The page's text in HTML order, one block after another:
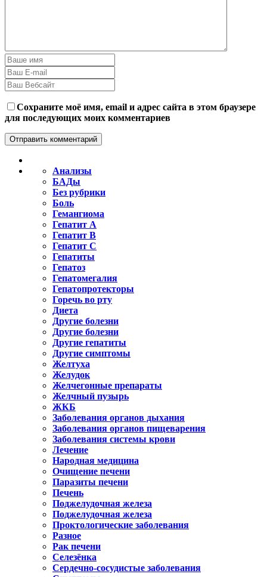
Сохраните моё имя, email и адрес сайта в этом браузере
для последующих моих комментариев
Анализы
БАДы
Без рубрики
Боль
Гемангиома
Гепатит A
Гепатит B
Гепатит C
Гепатиты
Гепатоз
Гепатомегалия
Гепатопротекторы
Горечь во рту
Диета
Другие болезни
Другие болезни
Другие гепатиты
Другие симптомы
Желтуха
Желудок
Желчегонные препараты
Желчный пузырь
ЖКБ
Заболевания органов дыхания
Заболевания органов пищеварения
Заболевания системы крови
Лечение
Народная медицина
Очищение печени
Паразиты печени
Печень
Поджелудочная железа
Поджелудочная железа
Проктологические заболевания
Разное
Рак печени
Селезёнка
Сердечно-сосудистые заболевания